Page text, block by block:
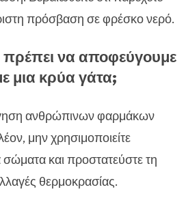
πρόσβαση σε φρέσκο νερό.
πρέπει να αποφεύγουμε
μια κρύα γάτα;
ανθρώπινων φαρμάκων
μην χρησιμοποιείτε
και προστατεύστε τη
θερμοκρασίας.